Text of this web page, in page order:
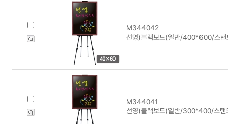
M344042
선영)블랙보드(일반/400*600/스탠
M344041
선영)블랙보드(일반/300*400/스탠